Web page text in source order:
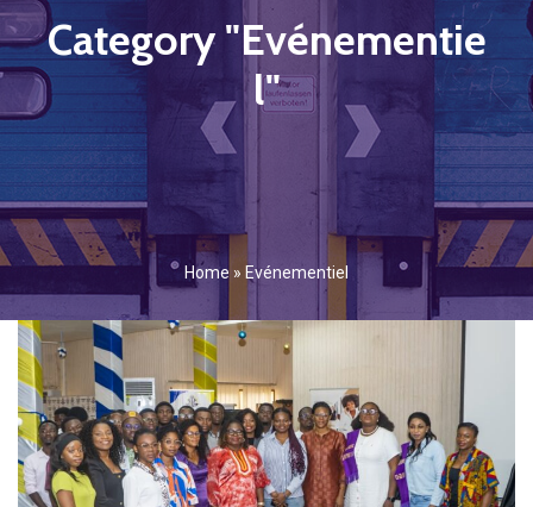
Category "Evénementie
l"
Home » Evénementiel